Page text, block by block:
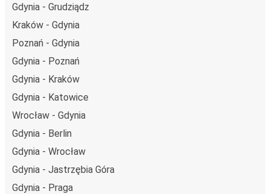
Gdynia - Grudziądz
Kraków - Gdynia
Poznań - Gdynia
Gdynia - Poznań
Gdynia - Kraków
Gdynia - Katowice
Wrocław - Gdynia
Gdynia - Berlin
Gdynia - Wrocław
Gdynia - Jastrzębia Góra
Gdynia - Praga